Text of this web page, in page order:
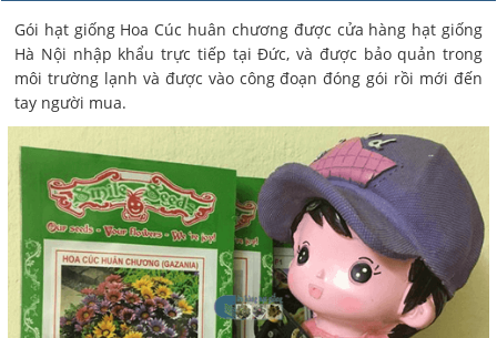
Gói hạt giống Hoa Cúc huân chương được cửa hàng hạt giống
Hà Nội nhập khẩu trực tiếp tại Đức, và được bảo quản trong
môi trường lạnh và được vào công đoạn đóng gói rồi mới đến
tay người mua.